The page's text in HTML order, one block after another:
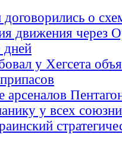
о
движения через
дней
у Хегсета
у всех